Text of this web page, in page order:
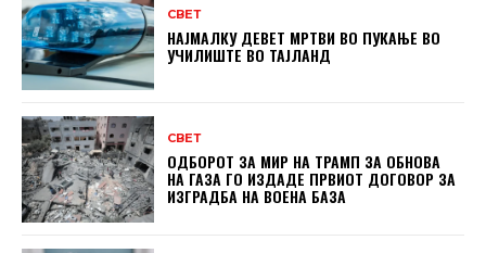
СВЕТ
НАЈМАЛКУ ДЕВЕТ МРТВИ ВО ПУКАЊЕ ВО
УЧИЛИШТЕ ВО ТАЈЛАНД
СВЕТ
ОДБОРОТ ЗА МИР НА ТРАМП ЗА ОБНОВА
НА ГАЗА ГО ИЗДАДЕ ПРВИОТ ДОГОВОР ЗА
ИЗГРАДБА НА ВОЕНА БАЗА